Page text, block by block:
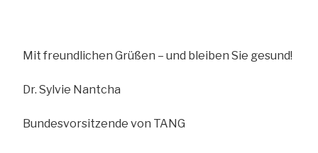
Mit freundlichen Grüßen – und bleiben Sie gesund!
Dr. Sylvie Nantcha
Bundesvorsitzende von TANG